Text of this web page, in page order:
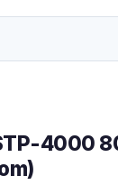
4000